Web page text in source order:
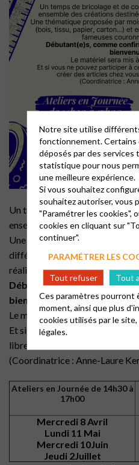
Un temps de bricolage et de
ensemble des créations
Une thématique proposée par
différents (bois, tissu, papier,
réalisation des fameuses
Débutant(e)s, comme
bienvenu(e)s !
Le matériel sera mis à votre
Et si vous ne pouvez participer
libre de créer des articles chez
(Coordinatrice : Anne-Laure
Ateliers en Journée de 14h30 à
17h00
Mercredi 8 Avril
Lundi 11 Mai
Mercredi 10Juin
Jeudi 2Juillet
Notre site utilise
fonctionnement. Certains
déposés par des services
statistique pour nous
une meilleure expérience.
Si vous souhaitez
souhaitez autoriser, vous
"Paramétrer les cookies",
cookies en cliquant sur
continuer".
PARAMÉTRER LES
Tout refuser
Tout
Ces paramètres
moment, ainsi que plus
cookies utilisés par le site,
légales.